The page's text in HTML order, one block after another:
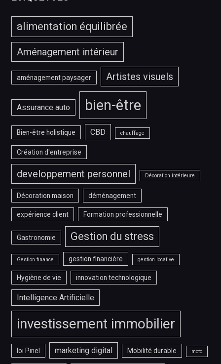
alimentation équilibrée
Aménagement intérieur
aménagement paysager Artistes visuels
Assurance auto bien-être
Bien-être holistique CBD chauffage
Création d'entreprise
developpement personnel Décoration intérieure
Décoration maison déménagement
expérience client Formation professionnelle
Gastronomie Gestion du stress
Gestion finance gestion financière gestion locative
Hygiène de vie innovation technologique
Intelligence Artificielle
investissement immobilier
loi Pinel marketing digital Mobilité durable moto